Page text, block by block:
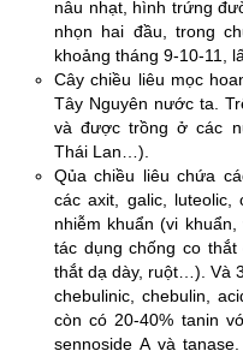
nâu nhạt, hình trứng
nhọn hai đầu, trong
khoảng tháng 9-10-11,
Cây chiều liêu mọc
Tây Nguyên nước ta.
và được trồng ở các
Thái Lan…).
Qủa chiều liêu chứa
các axit, galic, luteolic,
nhiễm khuẩn (vi
tác dụng chống co
thắt dạ dày, ruột…). Và
chebulinic, chebulin,
còn có 20-40% tanin
sennoside A và